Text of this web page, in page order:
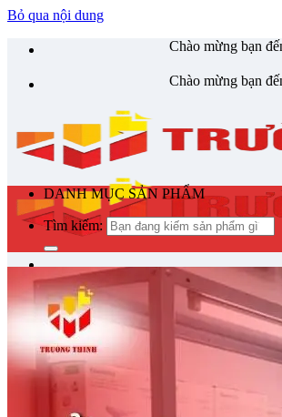
Bỏ qua nội dung
mừng bạn đến với
Trường Thịnh
mừng bạn đến với Trường Thịnh
Tìm kiếm:
Tin Tức
Giỏ hàng
DANH MỤC SẢN PHẨM
Tìm kiếm: